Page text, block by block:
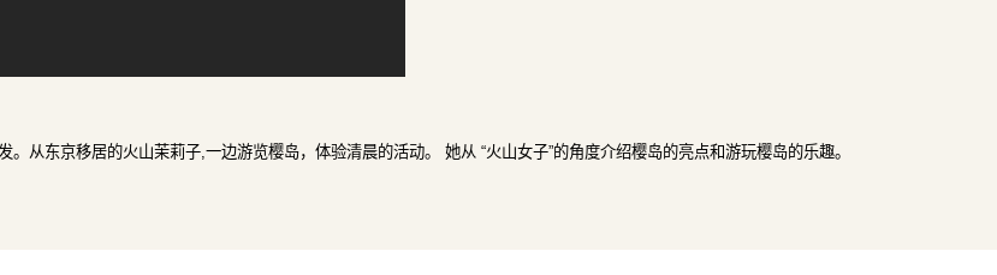
从东京移居的火山茉莉子,一边游览樱岛，体验清晨的活动。 她从 “火山女子”的角度介绍樱岛的亮点和游玩樱岛的乐趣。